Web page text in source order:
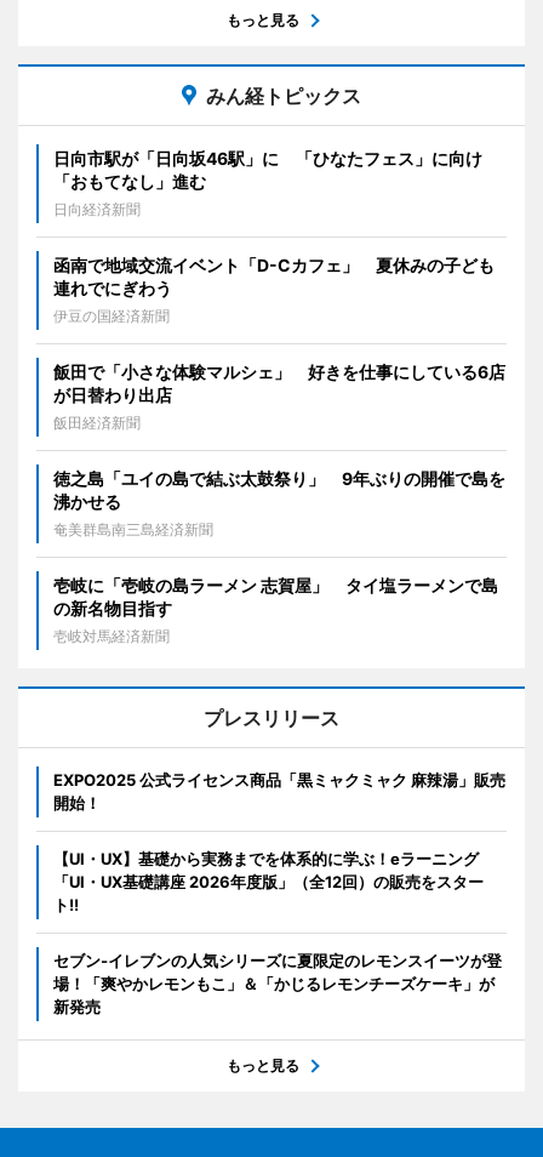
もっと見る
みん経トピックス
日向市駅が「日向坂46駅」に 「ひなたフェス」に向け
「おもてなし」進む
日向経済新聞
函南で地域交流イベント「D-Cカフェ」 夏休みの子ども
連れでにぎわう
伊豆の国経済新聞
飯田で「小さな体験マルシェ」 好きを仕事にしている6店
が日替わり出店
飯田経済新聞
徳之島「ユイの島で結ぶ太鼓祭り」 9年ぶりの開催で島を
沸かせる
奄美群島南三島経済新聞
壱岐に「壱岐の島ラーメン 志賀屋」 タイ塩ラーメンで島
の新名物目指す
壱岐対馬経済新聞
プレスリリース
EXPO2025 公式ライセンス商品「黒ミャクミャク 麻辣湯」販売
開始！
【UI・UX】基礎から実務までを体系的に学ぶ！eラーニング
「UI・UX基礎講座 2026年度版」（全12回）の販売をスター
ト!!
セブン‐イレブンの人気シリーズに夏限定のレモンスイーツが登
場！「爽やかレモンもこ」＆「かじるレモンチーズケーキ」が
新発売
もっと見る